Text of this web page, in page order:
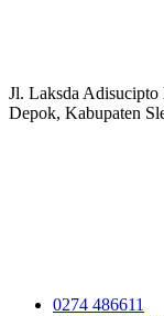
Jl. Laksda
Depok, Kabupaten
0274 486611